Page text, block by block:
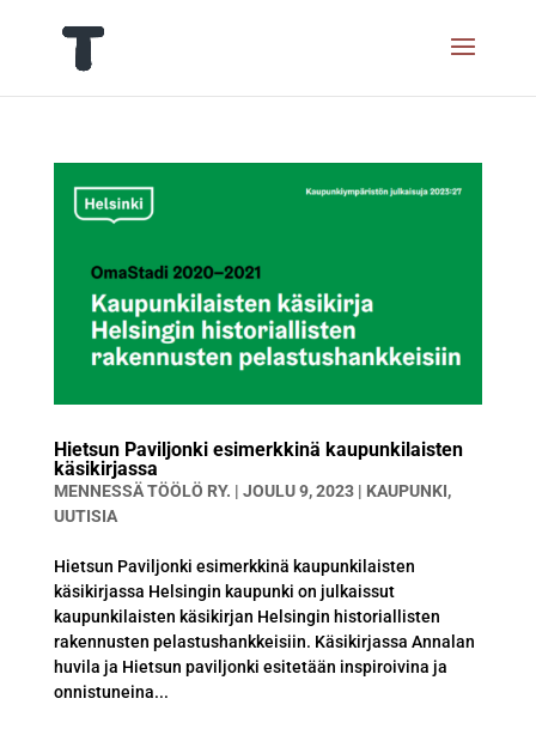
Hietsun Paviljonki esimerkkinä kaupunkilaisten
käsikirjassa
MENNESSÄTÖÖLÖ RY. | JOULU 9, 2023| KAUPUNKI,
UUTISIA
Hietsun Paviljonki esimerkkinä kaupunkilaisten
käsikirjassa Helsingin kaupunki on julkaissut
kaupunkilaisten käsikirjan Helsingin historiallisten
rakennusten pelastushankkeisiin. Käsikirjassa Annalan
huvila ja Hietsun paviljonki esitetään inspiroivina ja
onnistuneina...